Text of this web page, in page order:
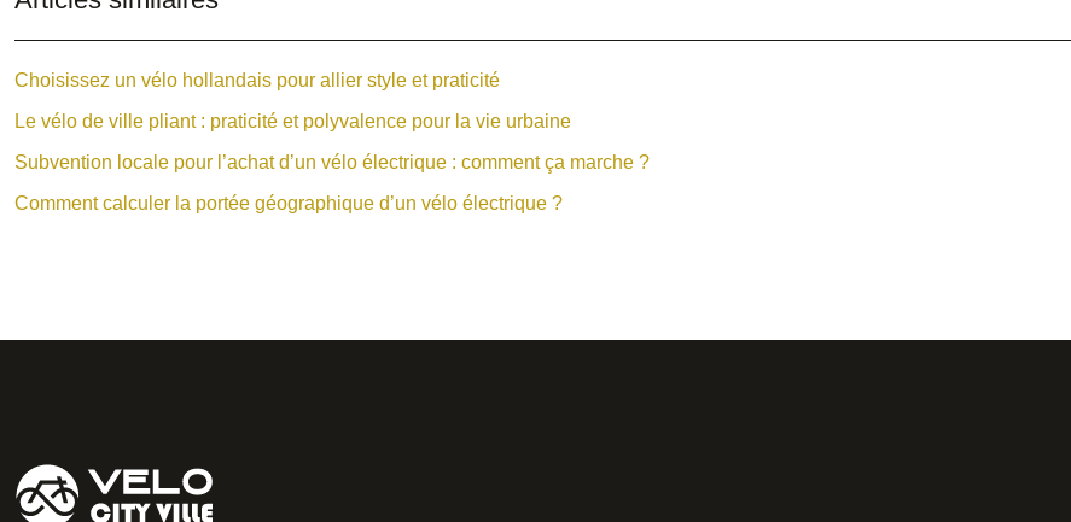
Choisissez un vélo hollandais pour allier style et praticité
Le vélo de ville pliant : praticité et polyvalence pour la vie urbaine
Subvention locale pour l’achat d’un vélo électrique : comment ça marche ?
Comment calculer la portée géographique d’un vélo électrique ?